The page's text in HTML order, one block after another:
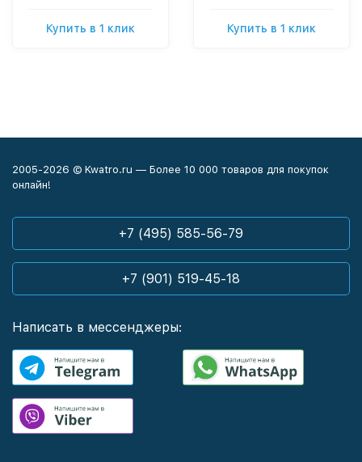
Купить в 1 клик Купить в 1 клик
2005-2026 © Kwatro.ru — Более 10 000 товаров для покупок
онлайн!
+7 (495) 585-56-79
+7 (901) 519-45-18
Написать в мессенджеры: